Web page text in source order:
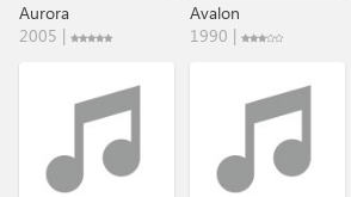
Aurora
2005 |
Avalon
1990 |